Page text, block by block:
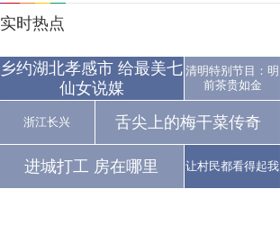
实时热点
乡约湖北孝感市 给最美七
仙女说媒
清明特别节目：明
前茶贵如金
浙江长兴 舌尖上的梅干菜传奇
进城打工 房在哪里 让村民都看得起我